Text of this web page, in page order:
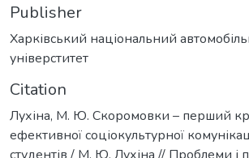
Publisher
Харківський національний
універститет
Citation
Лухіна, М. Ю. Скоромовки – перший
ефективної соціокультурної